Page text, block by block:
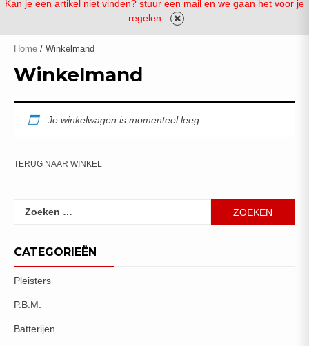
Kan je een artikel niet vinden? stuur een mail en we gaan het voor je
regelen.
Home / Winkelmand
Winkelmand
Je winkelwagen is momenteel leeg.
TERUG NAAR WINKEL
CATEGORIEËN
Pleisters
P.B.M.
Batterijen